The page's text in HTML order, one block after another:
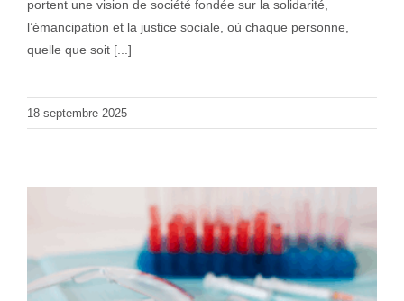
portent une vision de société fondée sur la solidarité,
l’émancipation et la justice sociale, où chaque personne,
quelle que soit [...]
18 septembre 2025